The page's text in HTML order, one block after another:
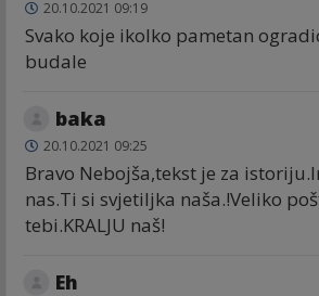
20.10.2021 09:19
Svako koje ikolko pametan
budale
baka
20.10.2021 09:25
Bravo Nebojša,tekst je za
nas.Ti si svjetiljka naša.!Veliko
tebi.KRALJU naš!
Eh